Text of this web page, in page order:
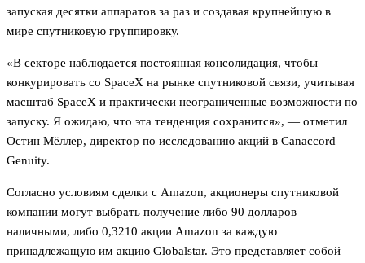
запуская десятки аппаратов за раз и создавая крупнейшую в
мире спутниковую группировку.
«В секторе наблюдается постоянная консолидация, чтобы
конкурировать со SpaceX на рынке спутниковой связи, учитывая
масштаб SpaceX и практически неограниченные возможности по
запуску. Я ожидаю, что эта тенденция сохранится», — отметил
Остин Мёллер, директор по исследованию акций в Canaccord
Genuity.
Согласно условиям сделки с Amazon, акционеры спутниковой
компании могут выбрать получение либо 90 долларов
наличными, либо 0,3210 акции Amazon за каждую
принадлежащую им акцию Globalstar. Это представляет собой